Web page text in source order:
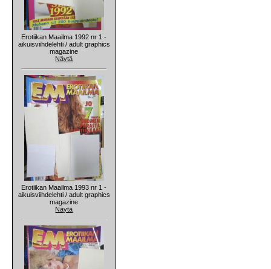
Erotiikan Maailma 1992 nr 1 -
aikuisviihdelehti / adult graphics
magazine
Näytä
Erotiikan Maailma 1993 nr 1 -
aikuisviihdelehti / adult graphics
magazine
Näytä